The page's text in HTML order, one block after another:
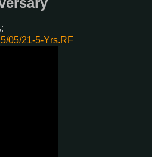
05/21-5-Yrs.RF